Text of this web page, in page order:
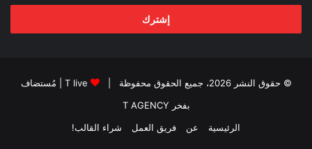
الإلكتروني
© حقوق النشر 2026، جميع الحقوق محفوظة | T live | مُستضاف
بفخر T AGENCY
الرئيسية
عن فريق العمل شراء القالب!